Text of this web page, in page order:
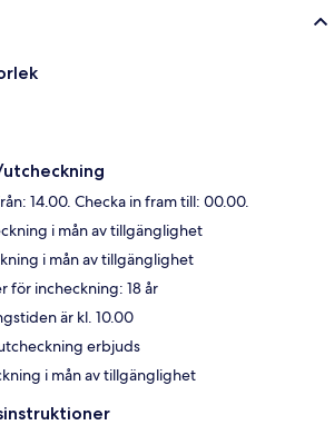
14.00. Checka in fram till: 00.00.
i mån av tillgänglighet
i mån av tillgänglighet
för incheckning: 18 år
är kl. 10.00
erbjuds
i mån av tillgänglighet